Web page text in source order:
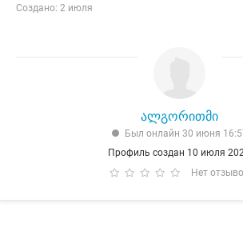
Создано: 2 июля
ალგორითმი
Был онлайн 30 июня
Профиль создан 10 июля
Нет